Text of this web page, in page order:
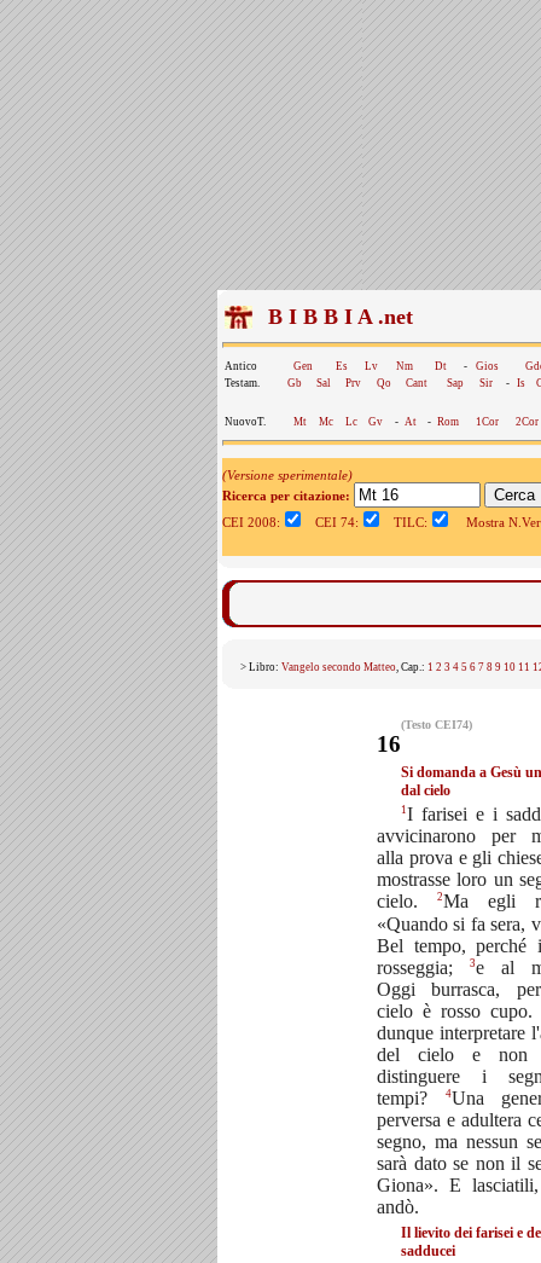
B I B B I A .net
Antico Gen Es Lv Nm Dt - Gios
Testam.
Gb Sal Prv Qo Cant Sap Sir - Is
NuovoT. Mt Mc Lc Gv - At - Rom 1Cor 2Cor
(Versione sperimentale)
Ricerca per citazione:
CEI 2008:
CEI 74: TILC: Mostra
> Libro: Vangelo secondo Matteo, Cap.: 1 2 3 4 5 6 7 8 9 10 11
(Testo CEI74)
16
Si domanda a Gesù
dal cielo
1I farisei e i
avvicinarono per
alla prova e gli
mostrasse loro un
cielo.
2Ma egli
«Quando si fa sera,
Bel tempo, perché
rosseggia;
3e al
Oggi burrasca,
cielo è rosso cupo.
dunque interpretare
del cielo e non
distinguere i
tempi?
4Una
perversa e adultera
segno, ma nessun
sarà dato se non il
Giona». E
andò.
Il lievito dei farisei e
sadducei